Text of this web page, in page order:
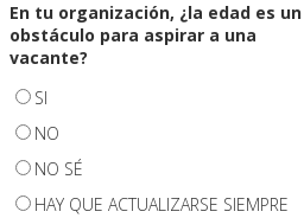
En tu organización, ¿la edad es un
obstáculo para aspirar a una
vacante?
SI
NO
NO SÉ
HAY QUE ACTUALIZARSE SIEMPRE